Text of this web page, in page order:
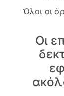
Όλοι οι
Οι